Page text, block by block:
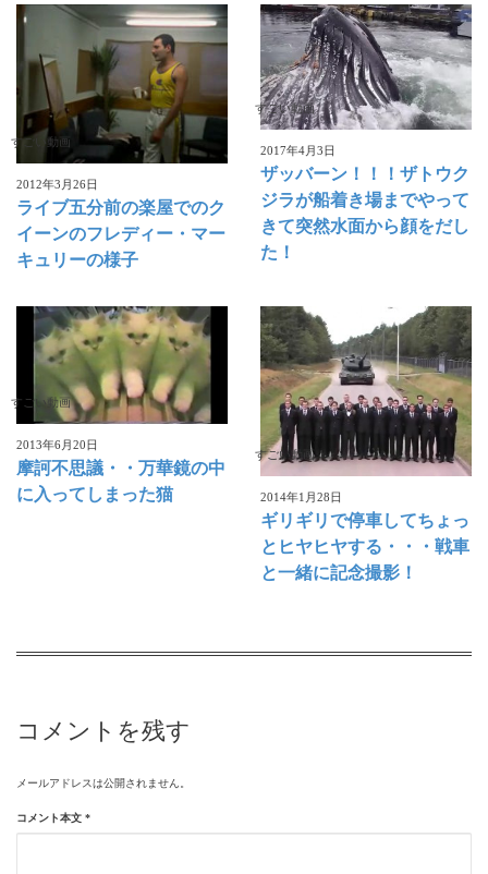
すごい動画
2012年3月26日
ライブ五分前の楽屋でのク
イーンのフレディー・マー
キュリーの様子
すごい動画
2017年4月3日
ザッバーン！！！ザトウク
ジラが船着き場までやって
きて突然水面から顔をだし
た！
すごい動画
2013年6月20日
摩訶不思議・・万華鏡の中
に入ってしまった猫
すごい動画
2014年1月28日
ギリギリで停車してちょっ
とヒヤヒヤする・・・戦車
と一緒に記念撮影！
コメントを残す
メールアドレスは公開されません。
コメント本文 *